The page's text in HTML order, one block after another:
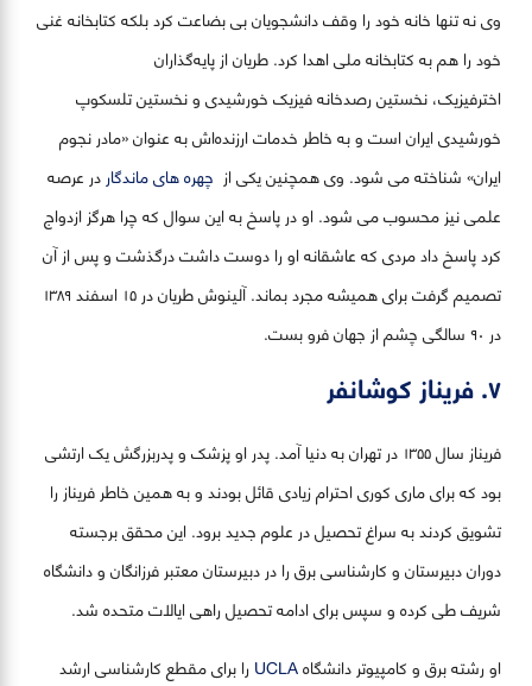
وی نه تنها خانه خود را وقف دانشجویان بی بضاعت کرد بلکه کتابخانه غنی
خود را هم به کتابخانه ملی اهدا کرد. طریان از پایه‌گذاران
اخترفیزیک، نخستین رصدخانه فیزیک خورشیدی و نخستین تلسکوپ
خورشیدی ایران است و به خاطر خدمات ارزنده‌اش به عنوان «مادر نجوم
ایران» شناخته می شود. وی همچنین یکی از چهره های ماندگاردر عرصه
علمی نیز محسوب می شود. او در پاسخ به این سوال که چرا هرگز ازدواج
کرد پاسخ داد مردی که عاشقانه او را دوست داشت درگذشت و پس از آن
تصمیم گرفت برای همیشه مجرد بماند. آلینوش طریان در ۱۵ اسفند ۱۳۸۹
در ۹۰ سالگی چشم از جهان فرو بست.
۷. فریناز کوشانفر
فریناز سال ۱۳۵۵ در تهران به دنیا آمد. پدر او پزشک و پدربزرگش یک ارتشی
بود که برای ماری کوری احترام زیادی قائل بودند و به همین خاطر فریناز را
تشویق کردند به سراغ تحصیل در علوم جدید برود. این محقق برجسته
دوران دبیرستان و کارشناسی برق را در دبیرستان معتبر فرزانگان و دانشگاه
شریف طی کرده و سپس برای ادامه تحصیل راهی ایالات متحده شد.
او رشته برق و کامپیوتر دانشگاهUCLAرا برای مقطع کارشناسی ارشد